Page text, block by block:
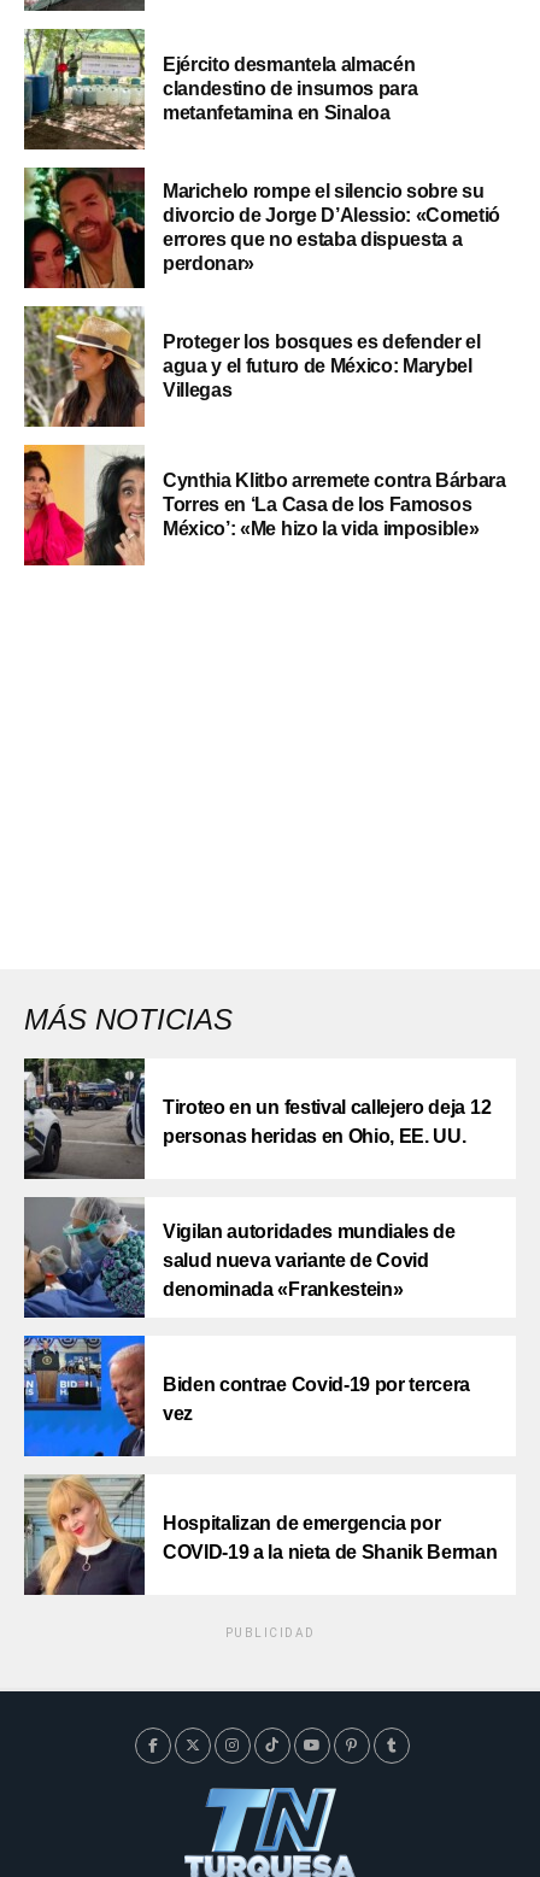
Ejército desmantela almacén
clandestino de insumos para
metanfetamina en Sinaloa
Marichelo rompe el silencio sobre su
divorcio de Jorge D’Alessio: «Cometió
errores que no estaba dispuesta a
perdonar»
Proteger los bosques es defender el
agua y el futuro de México: Marybel
Villegas
Cynthia Klitbo arremete contra Bárbara
Torres en ‘La Casa de los Famosos
México’: «Me hizo la vida imposible»
MÁS NOTICIAS
Tiroteo en un festival callejero deja 12
personas heridas en Ohio, EE. UU.
Vigilan autoridades mundiales de
salud nueva variante de Covid
denominada «Frankestein»
Biden contrae Covid-19 por tercera
vez
Hospitalizan de emergencia por
COVID-19 a la nieta de Shanik Berman
PUBLICIDAD